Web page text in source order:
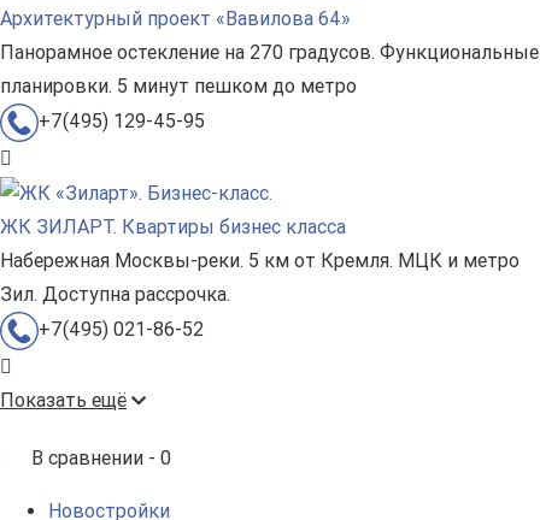
Архитектурный проект «Вавилова 64»
Панорамное остекление на 270 градусов. Функциональные
планировки. 5 минут пешком до метро
+7(495) 129-45-95
ЖК ЗИЛАРТ. Квартиры бизнес класса
Набережная Москвы-реки. 5 км от Кремля. МЦК и метро
Зил. Доступна рассрочка.
+7(495) 021-86-52
Показать ещё
В сравнении - 0
Новостройки